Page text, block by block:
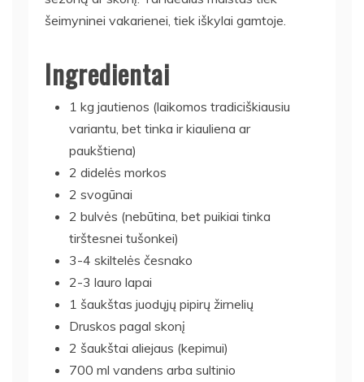
šeimyninei vakarienei, tiek iškylai gamtoje.
Ingredientai
1 kg jautienos (laikomos tradiciškiausiu
variantu, bet tinka ir kiauliena ar
paukštiena)
2 didelės morkos
2 svogūnai
2 bulvės (nebūtina, bet puikiai tinka
tirštesnei tušonkei)
3-4 skiltelės česnako
2-3 lauro lapai
1 šaukštas juodųjų pipirų žirnelių
Druskos pagal skonį
2 šaukštai aliejaus (kepimui)
700 ml vandens arba sultinio